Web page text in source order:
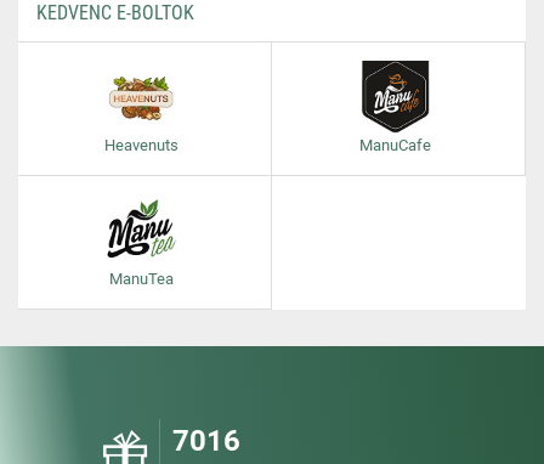
KEDVENC E-BOLTOK
Heavenuts ManuCafe
ManuTea
7016